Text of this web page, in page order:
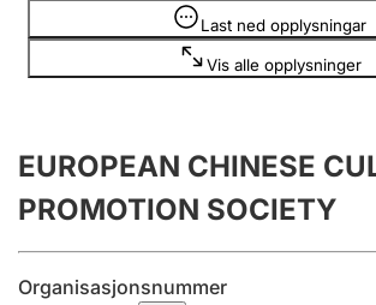
Fleire organisasjonsformer
Årsrekneskap
Innsending og forseinkingsgebyr
Tinglysing
Last ned opplysningar
Vis alle opplysninger
Opplysninger er skjult
EUROPEAN CHINESE
PROMOTION SOCIETY
Organisasjonsnummer